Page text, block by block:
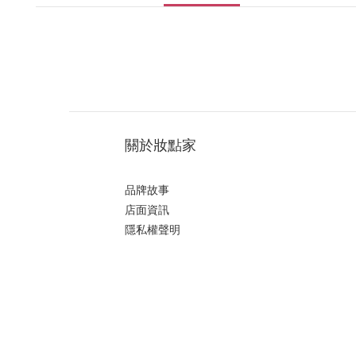
關於妝點家
品牌故事
店面資訊
隱私權聲明